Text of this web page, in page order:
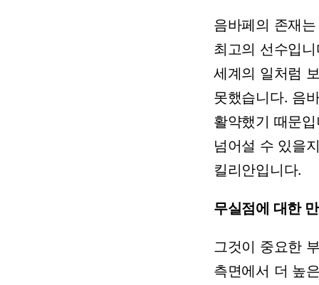
음바페의 존재는
최고의 선수입
세계의 일처럼
못했습니다. 음
활약했기 때문
넘어설 수 있을
킬리안입니다.
무실점에 대한
그것이 중요한
측면에서 더 높